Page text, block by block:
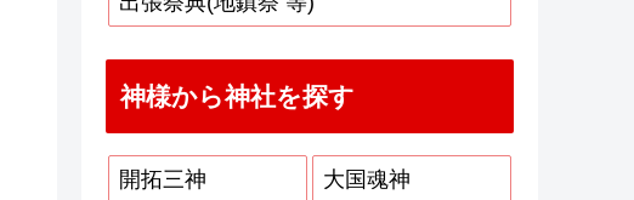
神様から神社を探す
開拓三神 大国魂神